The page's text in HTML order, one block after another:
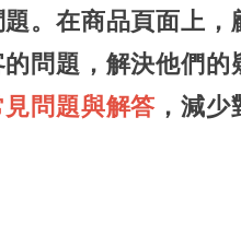
題。在商品頁面上
問題，解決他們的
問題與解答 ，減